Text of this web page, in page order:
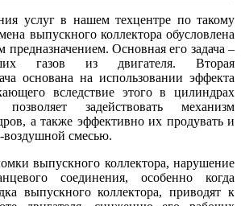
услуг в нашем техцентре по такому
выпускного коллектора обусловлена
Основная его задача –
газов из двигателя. Вторая
основана на использовании эффекта
вследствие этого в цилиндрах
задействовать механизм
а также эффективно их продувать и
воздушной смесью.
выпускного коллектора, нарушение
соединения, особенно когда
выпускного коллектора, приводят к